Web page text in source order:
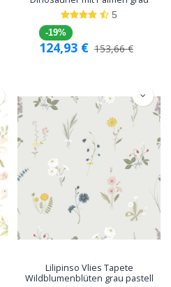
5
-19%
124,93 € 153,66€
Lilipinso Vlies Tapete
Wildblumenblüten grau pastell